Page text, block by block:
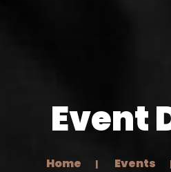
Event
Home Events